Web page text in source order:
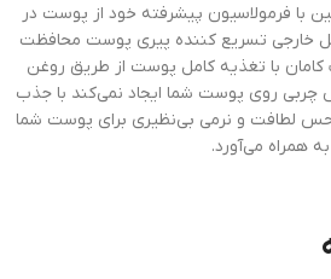
با فرمولاسیون پیشرفته خود از پوست در
خارجی تسریع کننده پیری پوست محافظت
با تغذیه کامل پوست از طریق روغن
چربی روی پوست شما ایجاد نمی‌کند با جذب
حس لطافت و نرمی بی‌نظیری برای پوست شما
به همراه می‌آورد.